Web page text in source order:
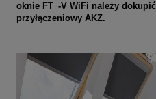
oknie FT_-V WiFi należy
przyłączeniowy AKZ.